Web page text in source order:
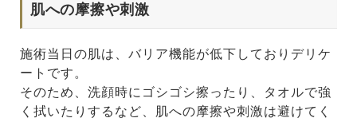
肌への摩擦や刺激
施術当日の肌は、バリア機能が低下しておりデリケ
ートです。
そのため、洗顔時にゴシゴシ擦ったり、タオルで強
く拭いたりするなど、肌への摩擦や刺激は避けてく